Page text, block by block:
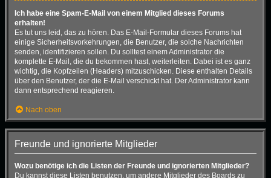
Ich habe eine Spam-E-Mail von einem Mitglied dieses Forums
erhalten!
Es tut uns leid, das zu hören. Das E-Mail-Formular dieses Forums hat
einige Sicherheitsvorkehrungen, die Benutzer, die solche Nachrichten
senden, identifizieren sollen. Du solltest einem Administrator die
komplette E-Mail, die du bekommen hast, weiterleiten. Dabei ist es ganz
wichtig, die Kopfzeilen (Headers) mitzuschicken. Diese enthalten Details
über den Benutzer, der die E-Mail verschickt hat. Der Administrator kann
dann entsprechend reagieren.
Nach oben
Freunde und ignorierte Mitglieder
Wozu benötige ich die Listen der Freunde und ignorierten Mitglieder?
Du kannst diese Listen benutzen, um andere Mitglieder des Boards zu